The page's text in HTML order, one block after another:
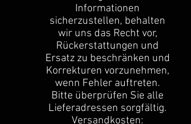
Informationen
sicherzustellen, behalten
wir uns das Recht vor,
Rückerstattungen und
Ersatz zu beschränken und
Korrekturen vorzunehmen,
wenn Fehler auftreten.
Bitte überprüfen Sie alle
Lieferadressen sorgfältig.
Versandkosten: